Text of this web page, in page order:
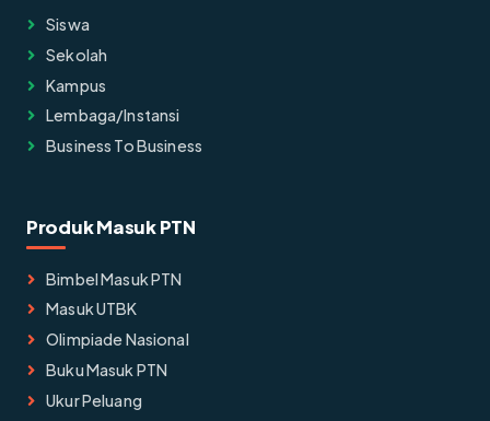
Siswa
Sekolah
Kampus
Lembaga/instansi
Business To Business
Produk Masuk PTN
Bimbel Masuk PTN
Masuk UTBK
Olimpiade Nasional
Buku Masuk PTN
Ukur Peluang